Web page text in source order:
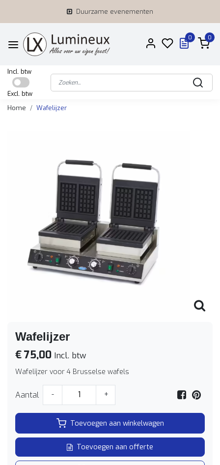
Duurzame evenementen
0 0
Incl. btw
Excl. btw
Home
Wafelijzer
Wafelijzer
€ 75,00 Incl. btw
Wafelijzer voor 4 Brusselse wafels
Aantal - +
Toevoegen aan winkelwagen
Toevoegen aan offerte